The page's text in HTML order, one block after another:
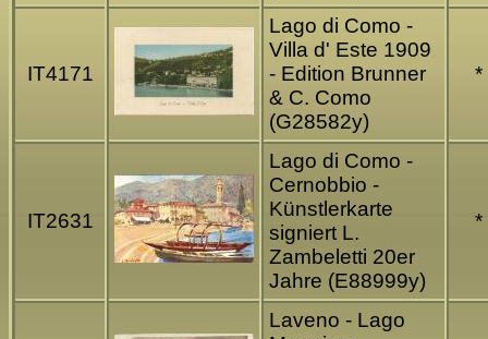
IT4171
Lago di Como -
Villa d' Este 1909
- Edition Brunner
& C. Como
(G28582y)
*
IT2631
Lago di Como -
Cernobbio -
Künstlerkarte
signiert L.
Zambeletti 20er
Jahre (E88999y)
*
Laveno - Lago